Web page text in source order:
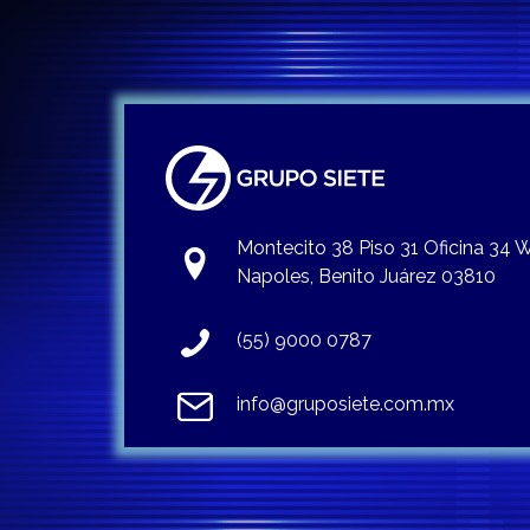
Montecito 38 Piso 31 Oficina 34
Napoles, Benito Juárez 03810
(55) 9000 0787
info@gruposiete.com.mx